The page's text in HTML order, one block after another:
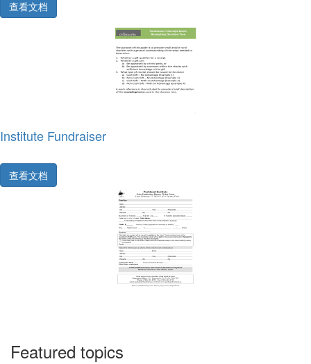
查看文档
Institute Fundraiser
查看文档
Featured topics